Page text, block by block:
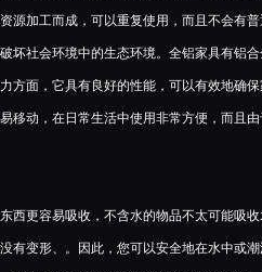
源加工而成，可以重复使用，而且不会有普
坏社会环境中的生态环境。全铝家具有铝合
方面，它具有良好的性能，可以有效地确
移动，在日常生活中使用非常方便，而且
更容易吸收，不含水的物品不太可能吸收
有变形、。因此，您可以安全地在水中或